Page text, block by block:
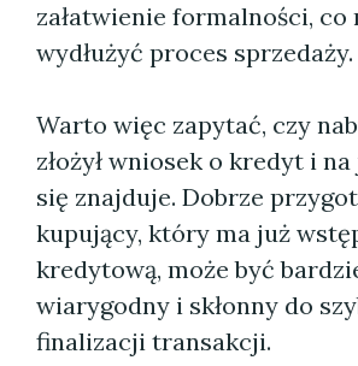
załatwienie formalności, co
wydłużyć proces sprzedaży.
Warto więc zapytać, czy
złożył wniosek o kredyt i
się znajduje. Dobrze
kupujący, który ma już
kredytową, może być
wiarygodny i skłonny do
finalizacji transakcji.